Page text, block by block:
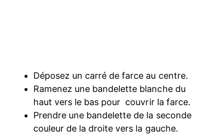
Déposez un carré de farce au centre.
Ramenez une bandelette blanche du
haut vers le bas pour couvrir la farce.
Prendre une bandelette de la seconde
couleur de la droite vers la gauche.